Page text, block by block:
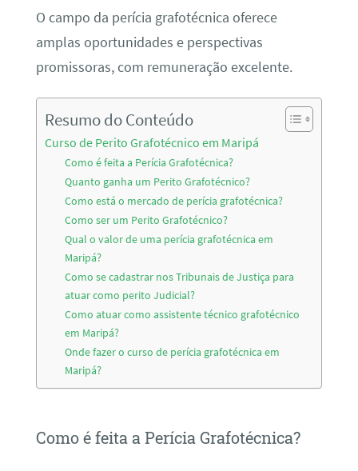
O campo da perícia grafotécnica oferece
amplas oportunidades e perspectivas
promissoras, com remuneração excelente.
Resumo do Conteúdo
Curso de Perito Grafotécnico em Maripá
Como é feita a Perícia Grafotécnica?
Quanto ganha um Perito Grafotécnico?
Como está o mercado de perícia grafotécnica?
Como ser um Perito Grafotécnico?
Qual o valor de uma perícia grafotécnica em
Maripá?
Como se cadastrar nos Tribunais de Justiça para
atuar como perito Judicial?
Como atuar como assistente técnico grafotécnico
em Maripá?
Onde fazer o curso de perícia grafotécnica em
Maripá?
Como é feita a Perícia Grafotécnica?